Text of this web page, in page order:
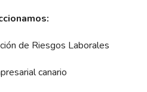
de Riesgos Laborales
canario